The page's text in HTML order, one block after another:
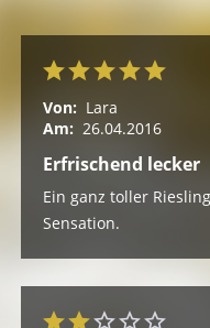
Von: Lara
Am: 26.04.2016
Erfrischend lecker
Ein ganz toller
Sensation.